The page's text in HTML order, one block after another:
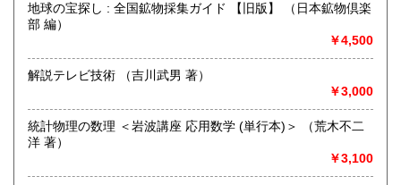
取り扱い分野
自然科学】
地球の宝探し : 全国鉱物採集ガイド 【旧版】 （日本鉱物倶楽
部 編）
￥4,500
解説テレビ技術 （吉川武男 著）
￥3,000
統計物理の数理 ＜岩波講座 応用数学 (単行本)＞ （荒木不二
洋 著）
￥3,100